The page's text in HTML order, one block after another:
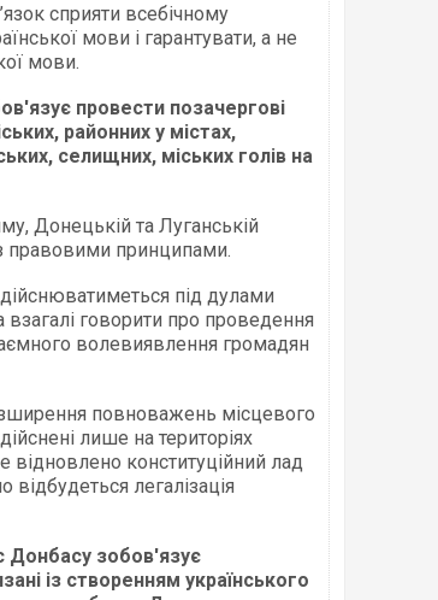
сприяти всебічному
мови і гарантувати, а не
мови.
провести позачергові
районних у містах,
селищних, міських голів на
Донецькій та Луганській
правовими принципами.
під дулами
говорити про проведення
волевиявлення громадян
повноважень місцевого
лише на територіях
відновлено конституційний лад
відбудеться легалізація
Донбасу зобов'язує
із створенням українського